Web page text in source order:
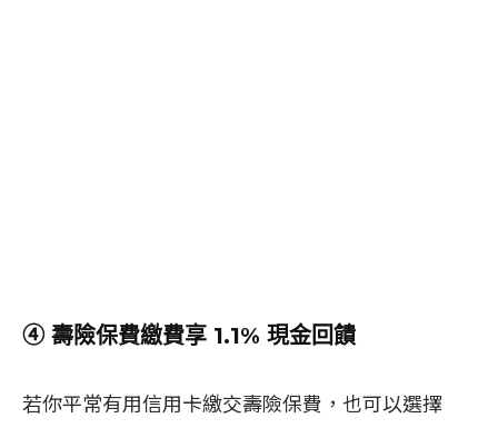
④ 壽險保費繳費享 1.1% 現金回饋
若你平常有用信用卡繳交壽險保費，也可以選擇